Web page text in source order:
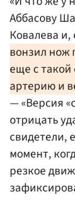
Аббасову
Ковалева и,
вонзил нож
еще с
артерию и
— «Версия
отрицать
свидетели,
момент,
резкое